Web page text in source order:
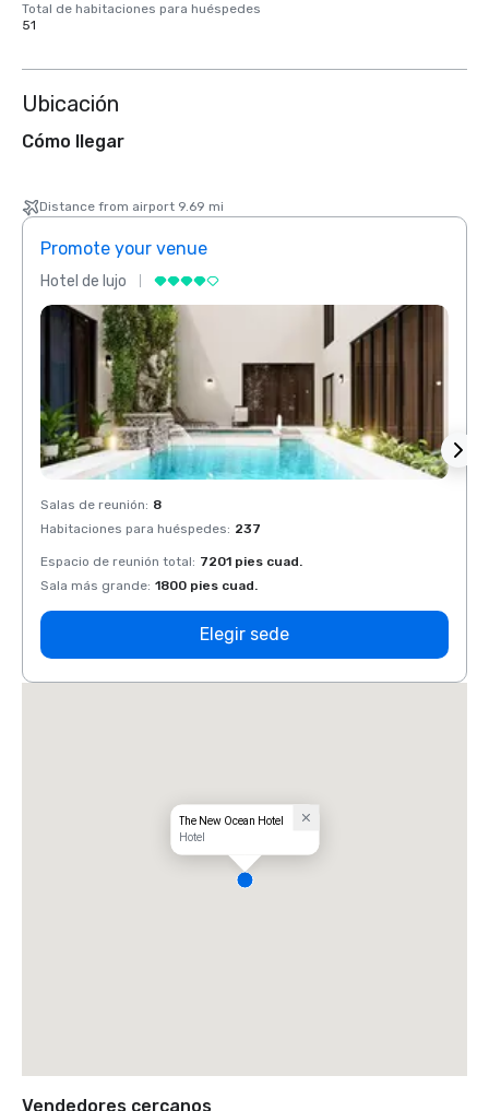
Total de habitaciones para huéspedes
51
Ubicación
Cómo llegar
Distance from airport 9.69 mi
Promote your venue
Hotel de lujo
Salas de reunión: 8
Habitaciones para huéspedes: 237
Espacio de reunión total: 7201 pies cuad.
Sala más grande: 1800 pies cuad.
Elegir sede
The New Ocean Hotel
Hotel
Vendedores cercanos